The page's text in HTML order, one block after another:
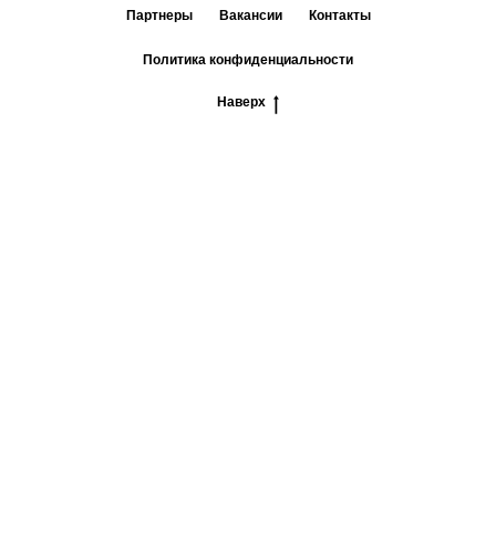
Партнеры
Вакансии Контакты
Политика конфиденциальности
Наверх